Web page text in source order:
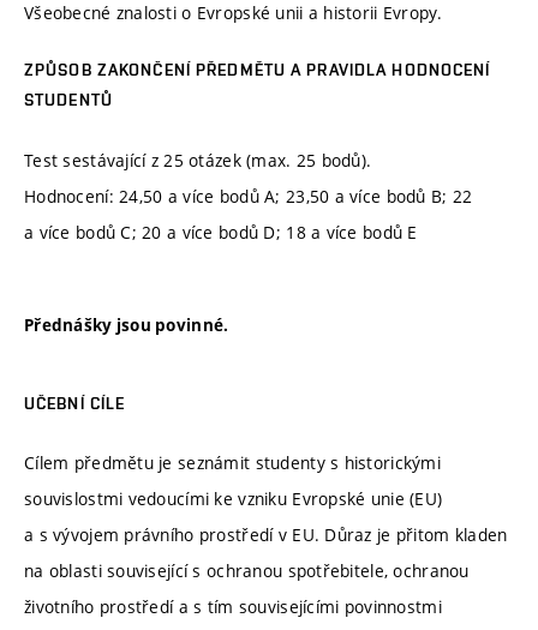
Všeobecné znalosti o Evropské unii a historii Evropy.
ZPŮSOB ZAKONČENÍ PŘEDMĚTU A PRAVIDLA HODNOCENÍ
STUDENTŮ
Test sestávající z 25 otázek (max. 25 bodů).
Hodnocení: 24,50 a více bodů A; 23,50 a více bodů B; 22
a více bodů C; 20 a více bodů D; 18 a více bodů E
Přednášky jsou povinné.
UČEBNÍ CÍLE
Cílem předmětu je seznámit studenty s historickými
souvislostmi vedoucími ke vzniku Evropské unie (EU)
a s vývojem právního prostředí v EU. Důraz je přitom kladen
na oblasti související s ochranou spotřebitele, ochranou
životního prostředí a s tím souvisejícími povinnostmi